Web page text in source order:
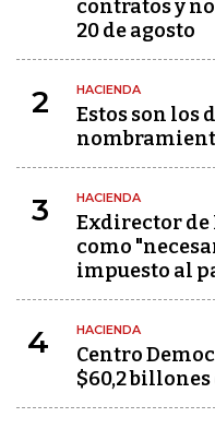
contratos y
20 de agosto
2 HACIENDA
Estos son los
3 HACIENDA
Exdirector
como
impuesto al
4 HACIENDA
Centro
$60,2 billones